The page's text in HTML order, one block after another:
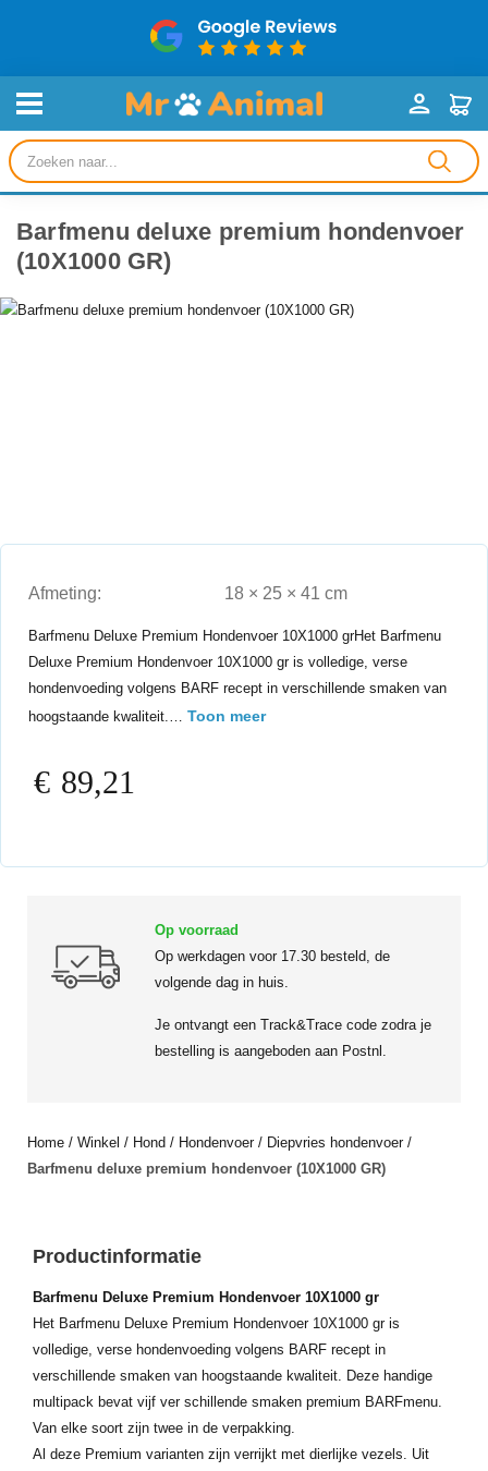
Producten
zoeken
Barfmenu deluxe premium hondenvoer
(10X1000 GR)
Afmeting: 18 × 25 × 41 cm
Barfmenu Deluxe Premium Hondenvoer 10X1000 grHet Barfmenu
Deluxe Premium Hondenvoer 10X1000 gr is volledige, verse
hondenvoeding volgens BARF recept in verschillende smaken van
hoogstaande kwaliteit.… Toon meer
€ 89,21
Op voorraad
Op werkdagen voor 17.30 besteld, de
volgende dag in huis.
Je ontvangt een Track&Trace code zodra je
bestelling is aangeboden aan Postnl.
Home / Winkel / Hond / Hondenvoer/ Diepvries hondenvoer/
Barfmenu deluxe premium hondenvoer (10X1000 GR)
Productinformatie
Barfmenu Deluxe Premium Hondenvoer 10X1000 gr
Het Barfmenu Deluxe Premium Hondenvoer 10X1000 gr is
volledige, verse hondenvoeding volgens BARF recept in
verschillende smaken van hoogstaande kwaliteit. Deze handige
multipack bevat vijf ver schillende smaken premium BARFmenu.
Van elke soort zijn twee in de verpakking.
Al deze Premium varianten zijn verrijkt met dierlijke vezels. Uit